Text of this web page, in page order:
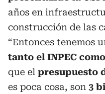
años en
construcción de las
“Entonces tenemos
tanto el INPEC
que el presupuesto
es poca cosa, son 3